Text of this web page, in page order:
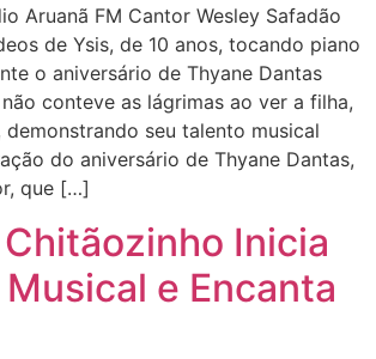
Aruanã FM Cantor Wesley Safadão
de Ysis, de 10 anos, tocando piano
o aniversário de Thyane Dantas
conteve as lágrimas ao ver a filha,
demonstrando seu talento musical
do aniversário de Thyane Dantas,
que […]
Inicia
e Encanta